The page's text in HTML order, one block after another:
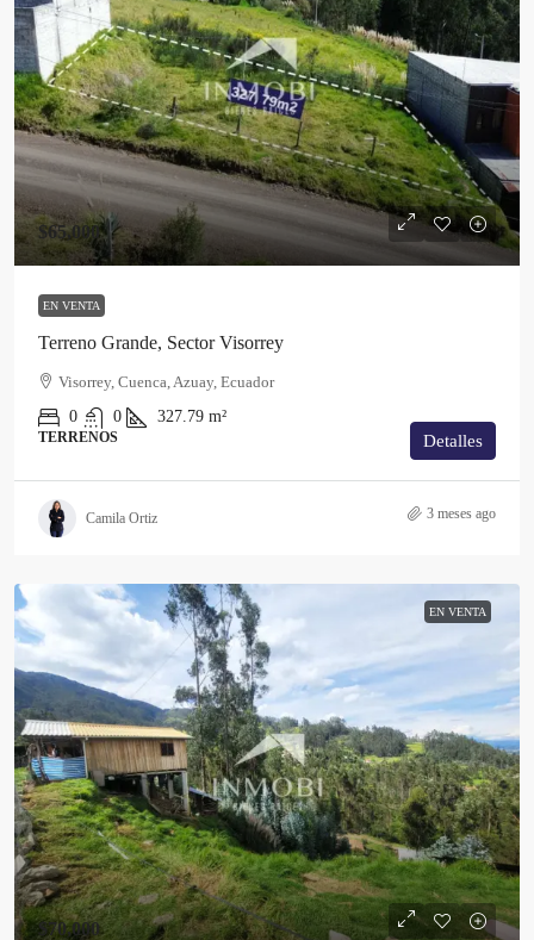
$65,000
EN VENTA
Terreno Grande, Sector Visorrey
Visorrey, Cuenca, Azuay, Ecuador
0
0 327.79 m²
TERRENOS Detalles
Camila Ortiz 3 meses ago
EN VENTA
$70,000